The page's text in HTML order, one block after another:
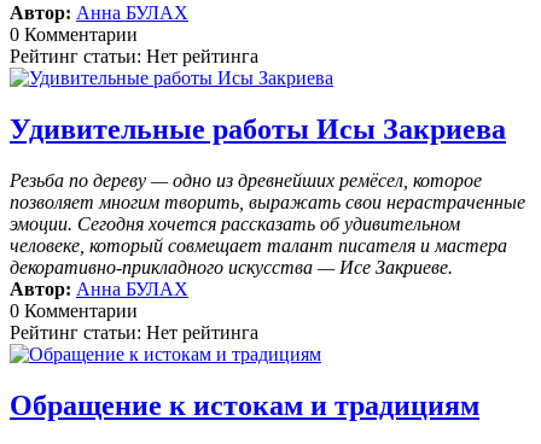
Автор: Анна БУЛАХ
0 Комментарии
Рейтинг статьи: Нет рейтинга
Удивительные работы Исы Закриева
Резьба по дереву — одно из древнейших ремёсел, которое
позволяет многим творить, выражать свои нерастраченные
эмоции. Сегодня хочется рассказать об удивительном
человеке, который совмещает талант писателя и мастера
декоративно-прикладного искусства — Исе Закриеве.
Автор: Анна БУЛАХ
0 Комментарии
Рейтинг статьи: Нет рейтинга
Обращение к истокам и традициям